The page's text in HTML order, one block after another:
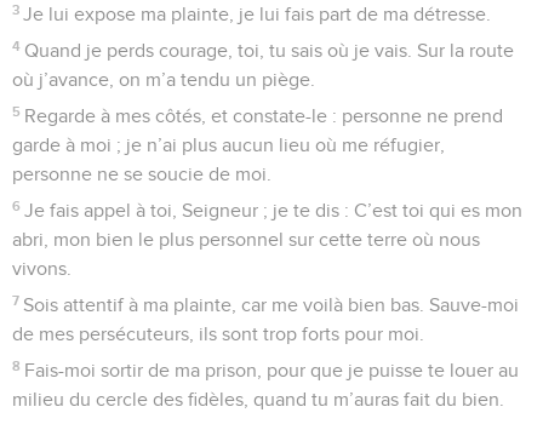
3 Je lui expose ma plainte, je lui fais part de ma détresse.
4 Quand je perds courage, toi, tu sais où je vais. Sur la route
où j’avance, on m’a tendu un piège.
5 Regarde à mes côtés, et constate-le : personne ne prend
garde à moi ; je n’ai plus aucun lieu où me réfugier,
personne ne se soucie de moi.
6 Je fais appel à toi, Seigneur ; je te dis : C’est toi qui es mon
abri, mon bien le plus personnel sur cette terre où nous
vivons.
7 Sois attentif à ma plainte, car me voilà bien bas. Sauve-moi
de mes persécuteurs, ils sont trop forts pour moi.
8 Fais-moi sortir de ma prison, pour que je puisse te louer au
milieu du cercle des fidèles, quand tu m’auras fait du bien.